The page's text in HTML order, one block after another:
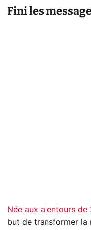
Fini les
Née aux alentours de
but de transformer la